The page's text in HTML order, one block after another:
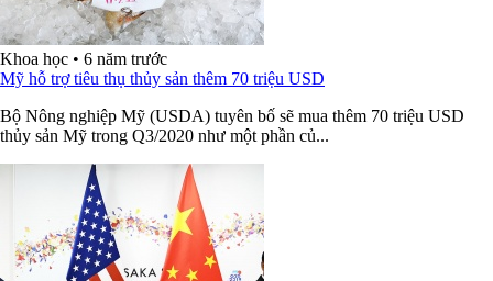
Khoa học • 6 năm trước
Mỹ hỗ trợ tiêu thụ thủy sản thêm 70 triệu USD
Bộ Nông nghiệp Mỹ (USDA) tuyên bố sẽ mua thêm 70 triệu USD
thủy sản Mỹ trong Q3/2020 như một phần củ...